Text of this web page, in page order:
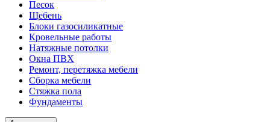
Песок
Щебень
Блоки газосиликатные
Кровельные работы
Натяжные потолки
Окна ПВХ
Ремонт, перетяжка мебели
Сборка мебели
Стяжка пола
Фундаменты